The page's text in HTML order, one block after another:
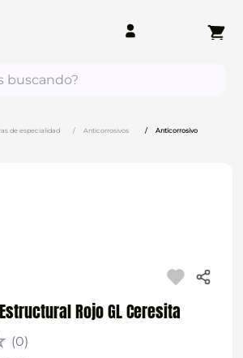
de especialidad Anticorrosivos Anticorrosivo
Rojo GL Ceresita
(0)